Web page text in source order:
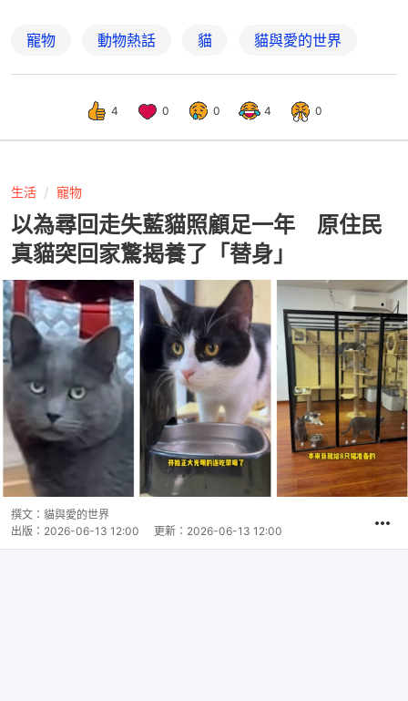
寵物 動物熱話 貓 貓與愛的世界
4 0 0 4 0
生活 寵物
以為尋回走失藍貓照顧足一年 原住民
真貓突回家驚揭養了「替身」
撰文： 貓與愛的世界
出版： 2026-06-13 12:00 更新： 2026-06-13 12:00